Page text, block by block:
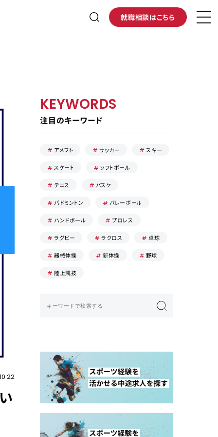
就職相談はこちら
KEYWORDS
注目のキーワード
アメフト サッカー スキー
スケート ソフトボール
テニス バスケ
バドミントン バレーボール
ハンドボール プロレス
ラグビー ラクロス 卓球
器械体操 新体操 野球
陸上競技